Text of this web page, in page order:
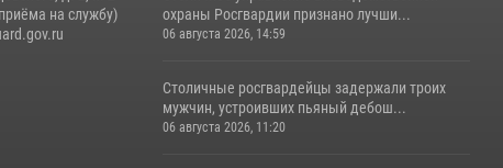
на службу)
охраны Росгвардии признано лучши...
06 августа 2026, 14:59
Столичные росгвардейцы задержали троих
мужчин, устроивших пьяный дебош...
06 августа 2026, 11:20